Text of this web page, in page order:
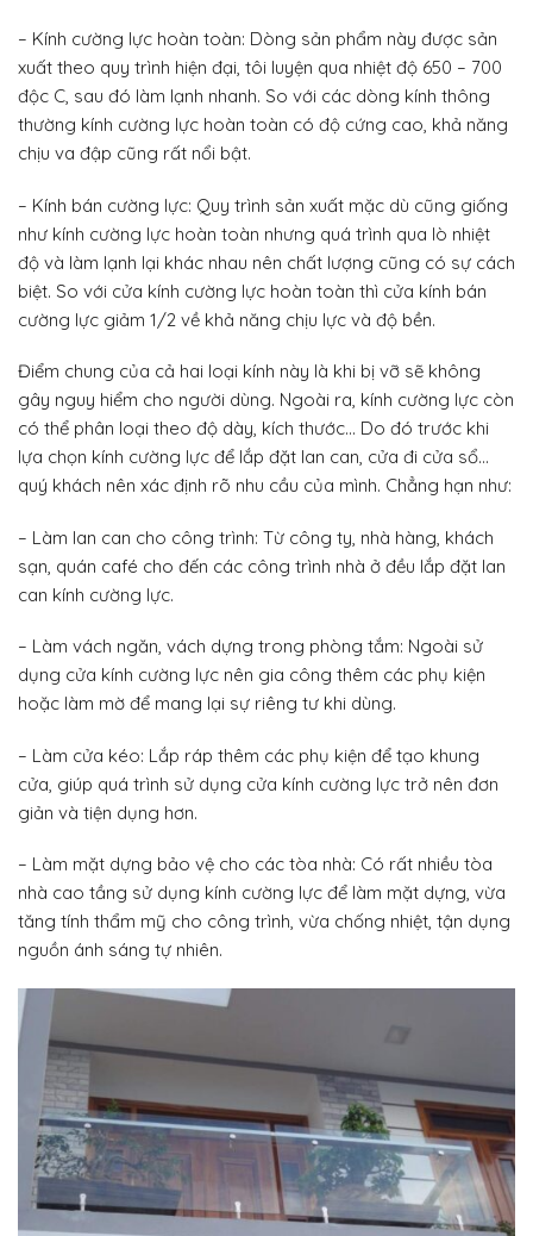
– Kính cường lực hoàn toàn: Dòng sản phẩm này được sản
xuất theo quy trình hiện đại, tôi luyện qua nhiệt độ 650 – 700
độc C, sau đó làm lạnh nhanh. So với các dòng kính thông
thường kính cường lực hoàn toàn có độ cứng cao, khả năng
chịu va đập cũng rất nổi bật.
– Kính bán cường lực: Quy trình sản xuất mặc dù cũng giống
như kính cường lực hoàn toàn nhưng quá trình qua lò nhiệt
độ và làm lạnh lại khác nhau nên chất lượng cũng có sự cách
biệt. So với cửa kính cường lực hoàn toàn thì cửa kính bán
cường lực giảm 1/2 về khả năng chịu lực và độ bền.
Điểm chung của cả hai loại kính này là khi bị vỡ sẽ không
gây nguy hiểm cho người dùng. Ngoài ra, kính cường lực còn
có thể phân loại theo độ dày, kích thước… Do đó trước khi
lựa chọn kính cường lực để lắp đặt lan can, cửa đi cửa sổ…
quý khách nên xác định rõ nhu cầu của mình. Chẳng hạn như:
– Làm lan can cho công trình: Từ công ty, nhà hàng, khách
sạn, quán café cho đến các công trình nhà ở đều lắp đặt lan
can kính cường lực.
– Làm vách ngăn, vách dựng trong phòng tắm: Ngoài sử
dụng cửa kính cường lực nên gia công thêm các phụ kiện
hoặc làm mờ để mang lại sự riêng tư khi dùng.
– Làm cửa kéo: Lắp ráp thêm các phụ kiện để tạo khung
cửa, giúp quá trình sử dụng cửa kính cường lực trở nên đơn
giản và tiện dụng hơn.
– Làm mặt dựng bảo vệ cho các tòa nhà: Có rất nhiều tòa
nhà cao tầng sử dụng kính cường lực để làm mặt dựng, vừa
tăng tính thẩm mỹ cho công trình, vừa chống nhiệt, tận dụng
nguồn ánh sáng tự nhiên.